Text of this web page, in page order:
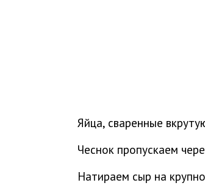
Яйца, сваренные
Чеснок пропускаем
Натираем сыр на